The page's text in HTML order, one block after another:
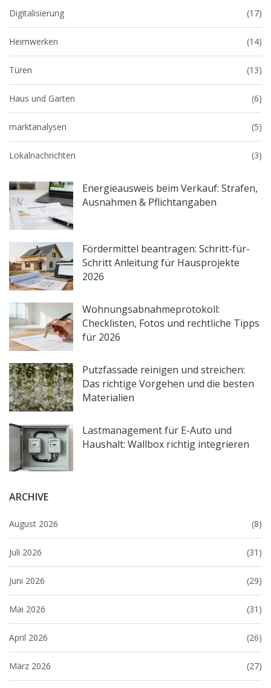
Digitalisierung (17)
Heimwerken (14)
Türen (13)
Haus und Garten (6)
marktanalysen (5)
Lokalnachrichten (3)
Energieausweis beim Verkauf: Strafen,
Ausnahmen & Pflichtangaben
Fördermittel beantragen: Schritt-für-
Schritt Anleitung für Hausprojekte
2026
Wohnungsabnahmeprotokoll:
Checklisten, Fotos und rechtliche Tipps
für 2026
Putzfassade reinigen und streichen:
Das richtige Vorgehen und die besten
Materialien
Lastmanagement für E-Auto und
Haushalt: Wallbox richtig integrieren
ARCHIVE
August 2026 (8)
Juli 2026 (31)
Juni 2026 (29)
Mai 2026 (31)
April 2026 (26)
März 2026 (27)